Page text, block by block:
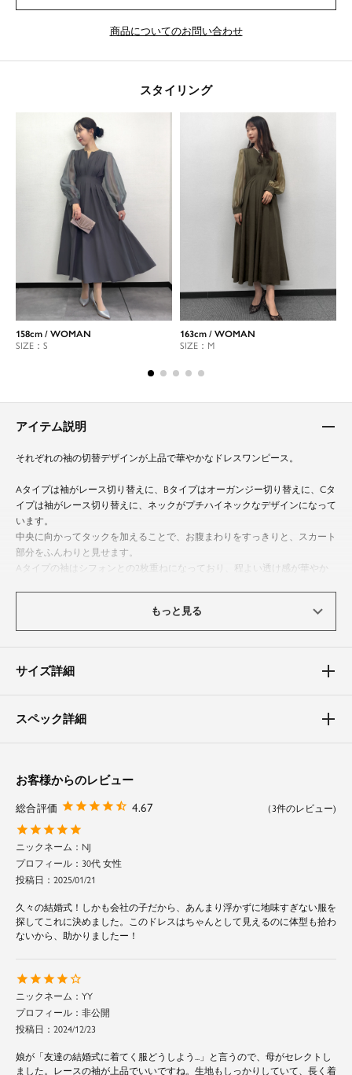
商品についてのお問い合わせ
スタイリング
158cm / WOMAN
SIZE：S
163cm / WOMAN
SIZE：M
アイテム説明
それぞれの袖の切替デザインが上品で華やかなドレスワンピース。
Aタイプは袖がレース切り替えに、Bタイプはオーガンジー切り替えに、Cタ
イプは袖がレース切り替えに、ネックがプチハイネックなデザインになって
います。
中央に向かってタックを加えることで、お腹まわりをすっきりと、スカート
部分をふんわりと見せます。
Aタイプの袖はシフォンとの2枚重ねになっており、程よい透け感が華やか
Cタイプはプチハイネックデザインに袖はレースのパフスリーブにすること
動きやすいのも嬉しいポイント。
V字状にタックを寄せることでウエストラインを細く見せ、脚長効果のある
こだわりのシルエットに。
やや長めのミモレ丈設定で、気になるヒップから太ももをしっかり覆い隠し
ます。
素材
身頃はしっとりとした落ち感のある生地を、袖は透け感のある繊細な素材を
AタイプとBタイプは裏地が付いている為、スカートのシルエットを綺麗に
もっと見る
サイズ詳細
スペック詳細
お客様からのレビュー
4.67
3
NJ
30代 女性
投稿日
2025/01/21
久々の結婚式！しかも会社の子だから、あんまり浮かずに地味すぎない服を
探してこれに決めました。このドレスはちゃんとして見えるのに体型も拾わ
ないから、助かりましたー！
YY
非公開
投稿日
2024/12/23
娘が「友達の結婚式に着てく服どうしよう...」と言うので、母がセレクトし
ました。レースの袖が上品でいいですね。生地もしっかりしていて、長く着